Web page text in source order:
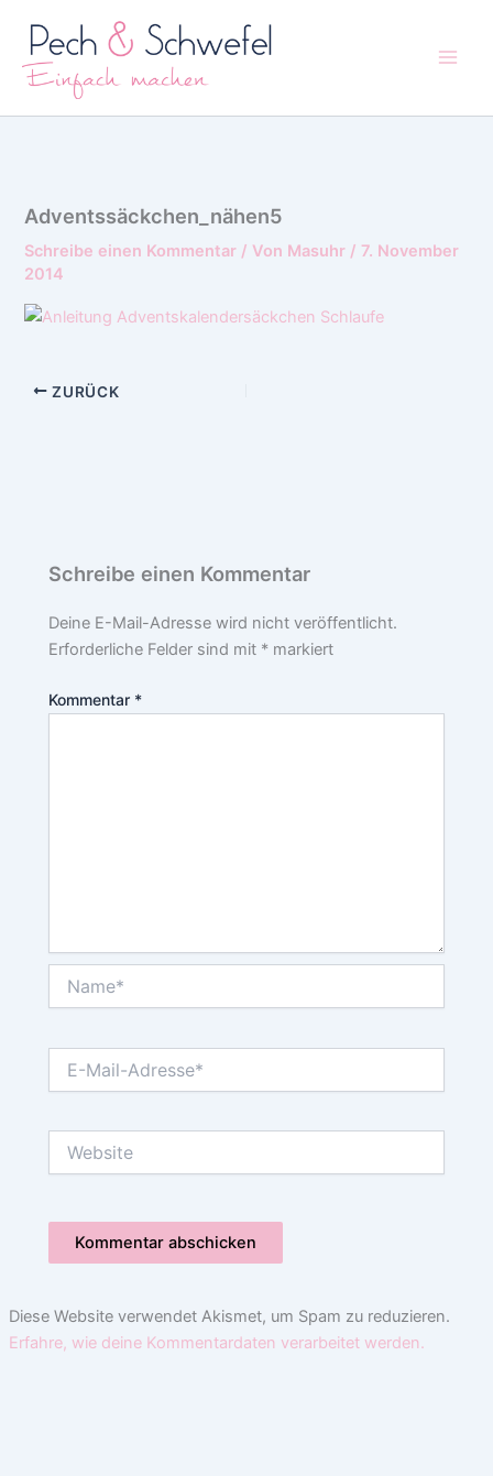
Inhalt
springen
Adventssäckchen_nähen5
Schreibe einen Kommentar / Von Masuhr /7. November
2014
ZURÜCK
Schreibe einen Kommentar
Deine E-Mail-Adresse wird nicht veröffentlicht.
Erforderliche Felder sind mit * markiert
Kommentar *
Mail-
Diese Website verwendet Akismet, um Spam zu reduzieren.
Erfahre, wie deine Kommentardaten verarbeitet werden.